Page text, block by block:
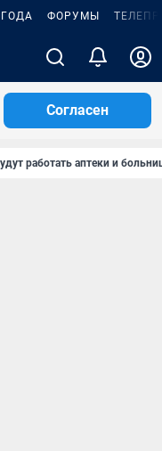
ФОРУМЫ
Согласен
работать аптеки и